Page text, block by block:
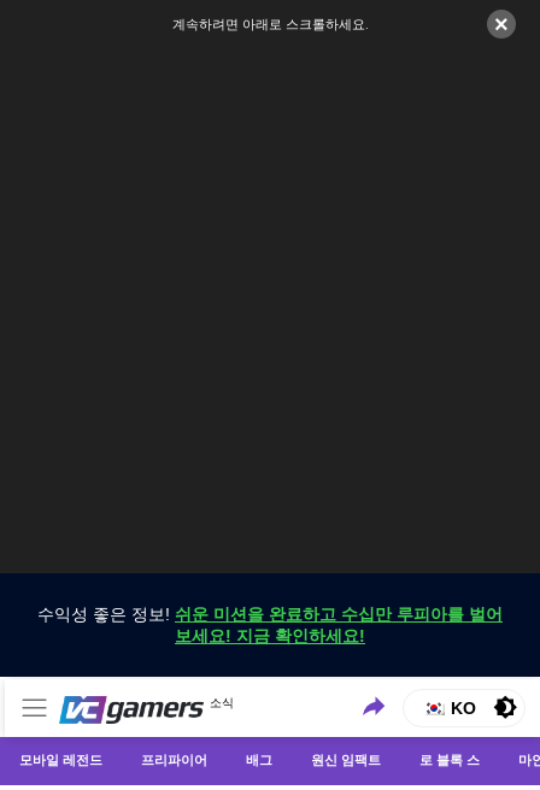
×
계속하려면 아래로 스크롤하세요.
수익성 좋은 정보! 쉬운 미션을 완료하고 수십만 루피아를 벌어
보세요! 지금 확인하세요!
VCGamers 뉴스
소식
VCGamers에서만 최신 게임 뉴스 받기
KO
모바일 레전드 프리파이어 배그 원신 임팩트 로 블록 스 마